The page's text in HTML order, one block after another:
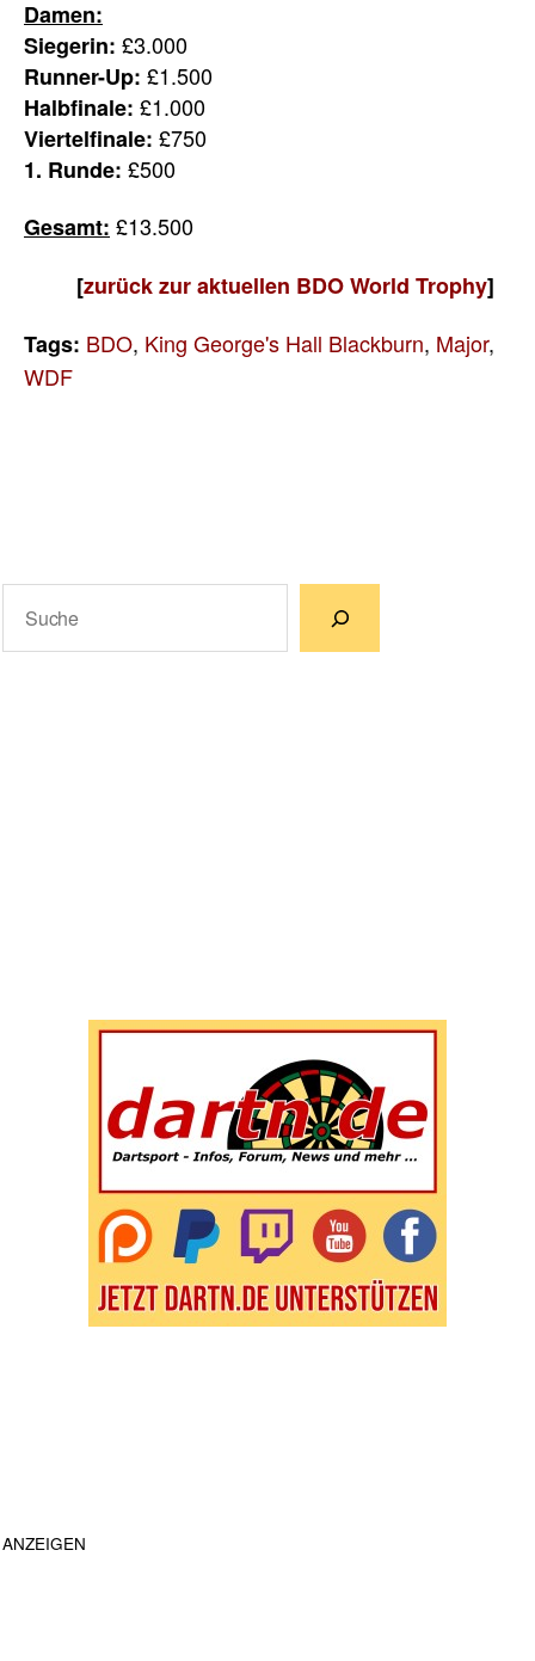
Damen:
Siegerin: £3.000
Runner-Up: £1.500
Halbfinale: £1.000
Viertelfinale: £750
1. Runde: £500
Gesamt: £13.500
[zurück zur aktuellen BDO World Trophy]
Tags: BDO, King George's Hall Blackburn, Major,
WDF
ANZEIGEN